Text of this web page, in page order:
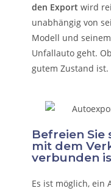
den Export wird
unabhängig von
Modell und
Unfallauto geht.
gutem Zustand ist.
Befreien Sie
mit dem
verbunden
Es ist möglich, ein